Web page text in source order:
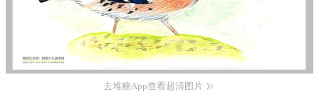
去堆糖App查看超清图片